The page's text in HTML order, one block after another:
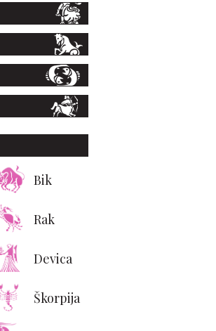
Bik
Rak
Devica
Škorpija